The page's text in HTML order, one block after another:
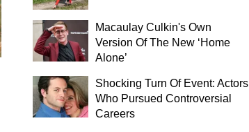
Macaulay Culkin's Own
Version Of The New ‘Home
Alone’
Shocking Turn Of Event: Actors
Who Pursued Controversial
Careers